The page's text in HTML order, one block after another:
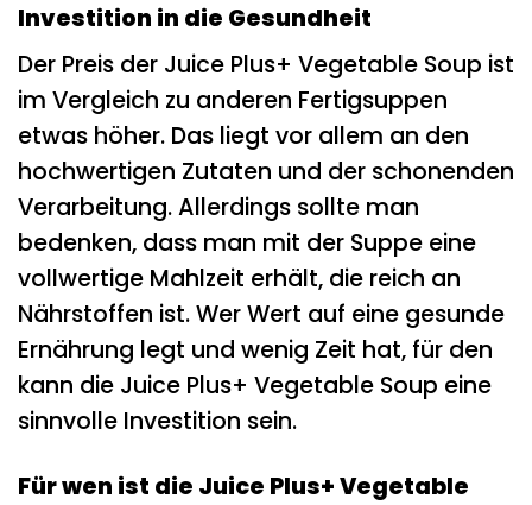
Investition in die Gesundheit
Der Preis der Juice Plus+ Vegetable Soup ist
im Vergleich zu anderen Fertigsuppen
etwas höher. Das liegt vor allem an den
hochwertigen Zutaten und der schonenden
Verarbeitung. Allerdings sollte man
bedenken, dass man mit der Suppe eine
vollwertige Mahlzeit erhält, die reich an
Nährstoffen ist. Wer Wert auf eine gesunde
Ernährung legt und wenig Zeit hat, für den
kann die Juice Plus+ Vegetable Soup eine
sinnvolle Investition sein.
Für wen ist die Juice Plus+ Vegetable